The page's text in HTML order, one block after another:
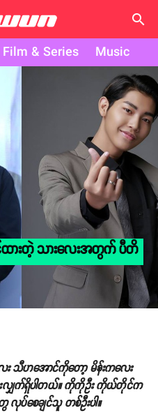
search
Film & Series Music
ားတဲ့ သားလေးအတွက် ပီတိ
း သီဟအောင်ကိုတော့ မိန်းကလေး
ေးလျှက်ရှိပါတယ်။ ကိုကိုဦး ကိုယ်တိုင်က
ပ်စေချင်သူ တစ်ဦးပါ။